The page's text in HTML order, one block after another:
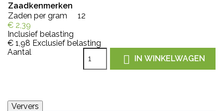
Zaadkenmerken
Zaden per gram
12
€ 2,39
Inclusief belasting
€ 1,98 Exclusief belasting
Aantal
 IN WINKELWAGEN